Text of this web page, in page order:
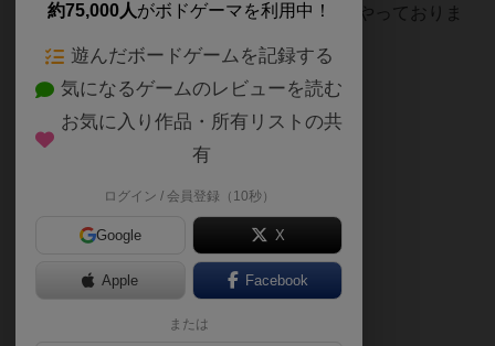
2012年から長崎市でボードゲームカフェをやっておりま
店長のタイラと申します。
「おひとりでも参加しやすい」
「ボードゲームが初めてでも遊びやすい」
約75,000人がボドゲーマを利用中！
遊んだボードゲームを記録する
気になるゲームのレビューを読む
お気に入り作品・所有リストの共
有
ログイン / 会員登録（10秒）
Google X
Apple Facebook
または